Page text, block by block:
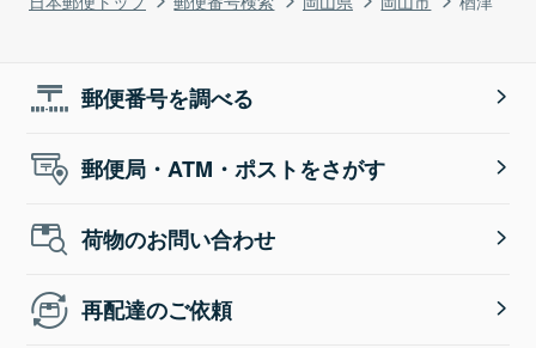
郵便番号を調べる
郵便局・ATM・ポストをさがす
荷物のお問い合わせ
再配達のご依頼